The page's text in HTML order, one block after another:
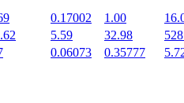
0.17002 1.00
5.59 32.98
0.06073 0.35777